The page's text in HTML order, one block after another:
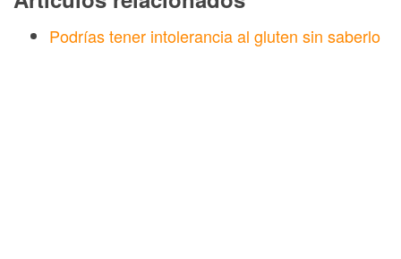
Podrías tener intolerancia al gluten sin saberlo